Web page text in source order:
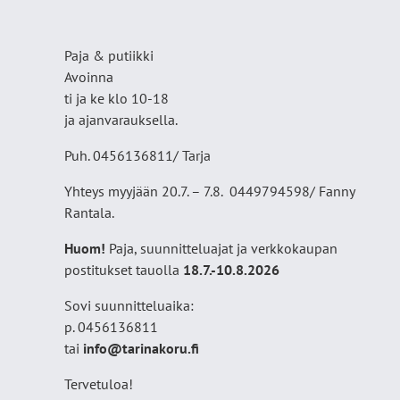
Paja & putiikki
Avoinna
ti ja ke klo 10-18
ja ajanvarauksella.
Puh. 0456136811/ Tarja
Yhteys myyjään 20.7. – 7.8. 0449794598/ Fanny
Rantala.
Huom! Paja, suunnitteluajat ja verkkokaupan
postitukset tauolla 18.7.-10.8.2026
Sovi suunnitteluaika:
p. 0456136811
tai info@tarinakoru.fi
Tervetuloa!